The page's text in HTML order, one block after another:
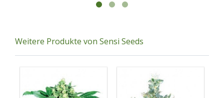
Weitere Produkte von Sensi Seeds